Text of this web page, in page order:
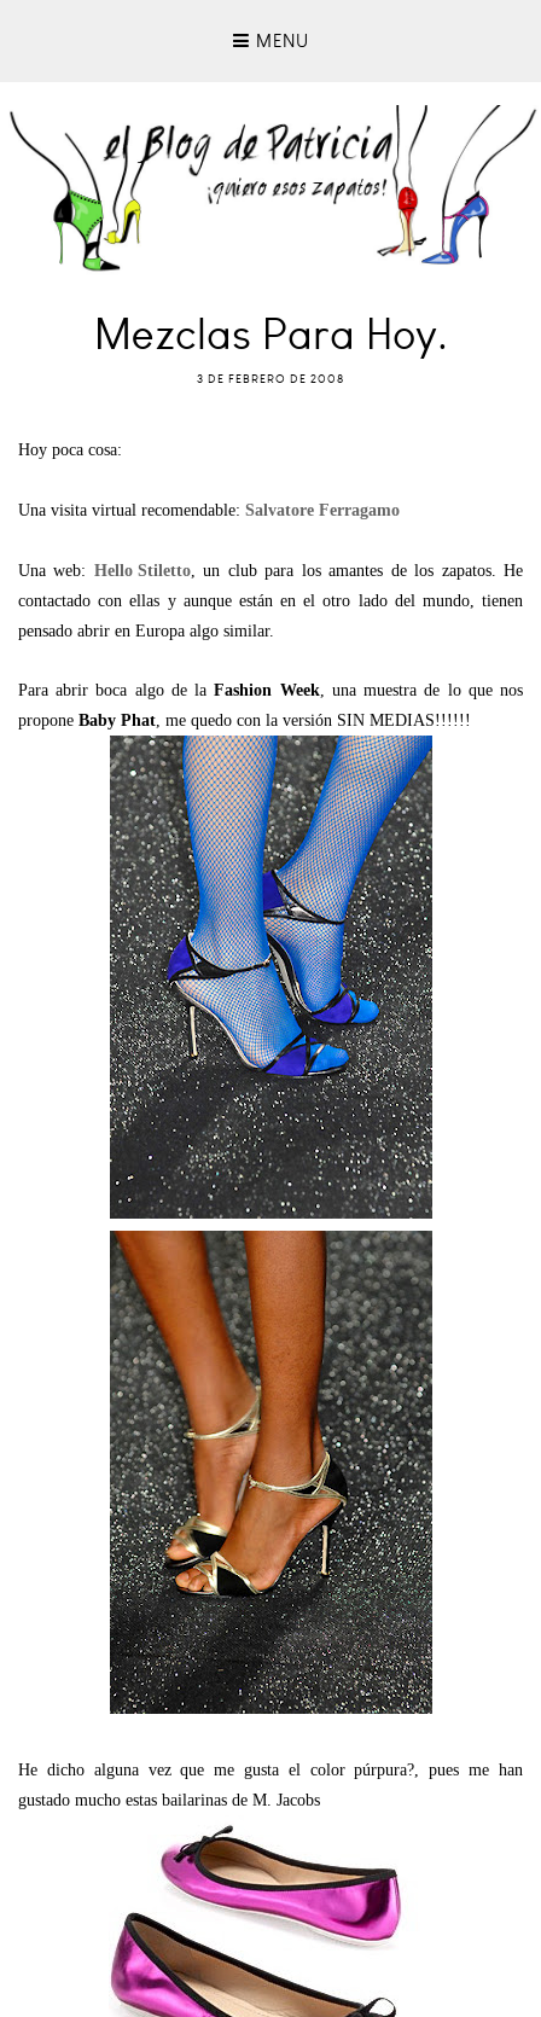
MENU
Mezclas Para Hoy.
3 DE FEBRERO DE 2008
Hoy poca cosa:
Una visita virtual recomendable: Salvatore Ferragamo
Una web: Hello Stiletto, un club para los amantes de los zapatos. He
contactado con ellas y aunque están en el otro lado del mundo, tienen
pensado abrir en Europa algo similar.
Para abrir boca algo de laFashion Week, una muestra de lo que nos
propone Baby Phat , me quedo con la versión SIN MEDIAS!!!!!!
He dicho alguna vez que me gusta el color púrpura?, pues me han
gustado mucho estas bailarinas de M. Jacobs